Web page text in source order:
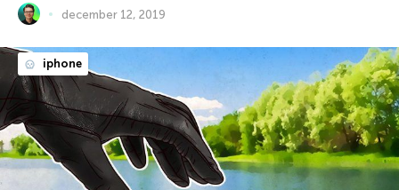
december 12, 2019
iphone